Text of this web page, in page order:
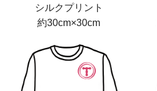
シルクプリント
約30cm×30cm